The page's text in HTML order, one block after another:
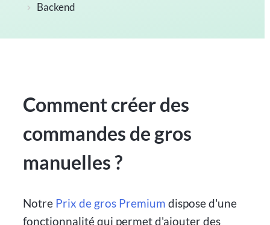
Backend
Comment créer des
commandes de gros
manuelles ?
Notre Prix de gros Premium dispose d'une
fonctionnalité qui permet d'ajouter des